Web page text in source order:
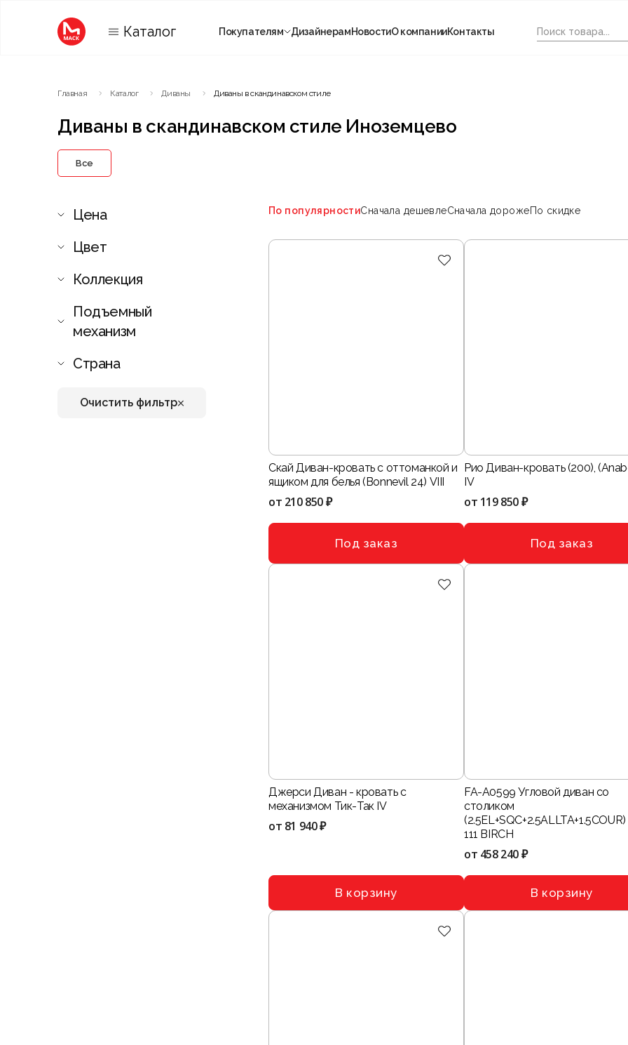
Каталог Покупателям ДизайнерамНовостиО компанииКонтакты
Главная Каталог Диваны Диваны в скандинавском стиле
Диваны в скандинавском стиле Иноземцево
Все
Цена
Цвет
Коллекция
Подъемный
механизм
Страна
Очистить фильтр
По популярностиСначала дешевлеСначала дорожеПо скидке
Скай Диван-кровать с оттоманкой и
ящиком для белья (Bonnevil 24) VIII
от 210 850 ₽
Под заказ
Рио Диван-кровать (200),
IV
от 119 850 ₽
Под заказ
Джерси Диван - кровать с
механизмом Тик-Так IV
от 81 940 ₽
В корзину
FA-A0599 Угловой диван со
столиком
111 BIRCH
от 458 240 ₽
В корзину